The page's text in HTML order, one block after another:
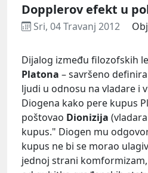
Dopplerov efekt u
Sri, 04 Travanj 2012
Dijalog između filozofskih
Platona – savršeno
ljudi u odnosu na vladare i
Diogena kako pere kupus
poštovao Dionizija
kupus." Diogen mu
kupus ne bi se morao
jednoj strani